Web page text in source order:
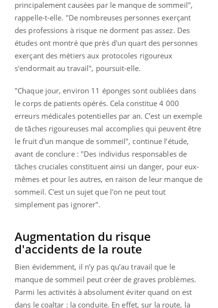
principalement causées par le manque de sommeil",
rappelle-t-elle. "De nombreuses personnes exerçant
des professions à risque ne dorment pas assez. Des
études ont montré que près d'un quart des personnes
exerçant des métiers aux protocoles rigoureux
s'endormait au travail", poursuit-elle.
"Chaque jour, environ 11 éponges sont oubliées dans
le corps de patients opérés. Cela constitue 4 000
erreurs médicales potentielles par an. C'est un exemple
de tâches rigoureuses mal accomplies qui peuvent être
le fruit d'un manque de sommeil", continue l’étude,
avant de conclure : "Des individus responsables de
tâches cruciales constituent ainsi un danger, pour eux-
mêmes et pour les autres, en raison de leur manque de
sommeil. C'est un sujet que l'on ne peut tout
simplement pas ignorer".
Augmentation du risque
d'accidents de la route
Bien évidemment, il n’y pas qu’au travail que le
manque de sommeil peut créer de graves problèmes.
Parmi les activités à absolument éviter quand on est
dans le coaltar : la conduite. En effet, sur la route, la